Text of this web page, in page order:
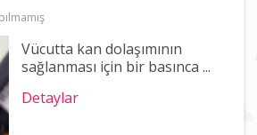
Vücutta kan dolaşımının
sağlanması için bir basınca ...
Detaylar